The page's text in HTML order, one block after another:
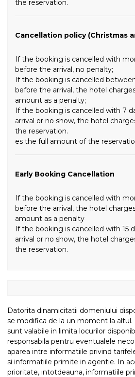
the reservation.
Cancellation policy (Christmas
If the booking is cancelled with
before the arrival, no penalty;
If the booking is cancelled
before the arrival, the hotel
amount as a penalty;
If the booking is cancelled with 7
arrival or no show, the hotel
the reservation.
es the full amount of the
Early Booking Cancellation
If the booking is cancelled with
before the arrival, the hotel
amount as a penalty
If the booking is cancelled with 15
arrival or no show, the hotel
the reservation.
Datorita dinamicitatii domeniului
se modifica de la un moment la
sunt valabile in limita locurilor
responsabila pentru eventualele
aparea intre informatiile privind
si informatiile primite in agentie. In
prioritate, intotdeauna, informatiile